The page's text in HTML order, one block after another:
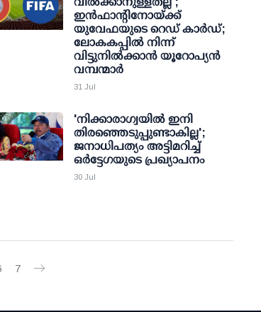
ഇന്‍ഫാന്റിനോയ്ക്ക്
യുവേഫയുടെ റെഡ് കാര്‍ഡ്;
ലോകകപ്പില്‍ നിന്ന്
വിട്ടുനില്‍ക്കാന്‍ യൂറോപ്യന്‍
വമ്പന്മാര്‍
31 Jul
'നിക്കാരാഗ്വയില്‍ ഇനി
തിരഞ്ഞെടുപ്പുണ്ടാകില്ല';
ജനാധിപത്യം അട്ടിമറിച്ച്
ഒര്‍ട്ടേഗയുടെ പ്രഖ്യാപനം
30 Jul
7